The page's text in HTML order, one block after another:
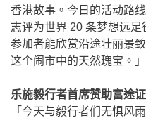
香港故事。今日的活动路
志评为世界 20 条梦想远
参加者能欣赏沿途壮丽景
这个闹市中的天然瑰宝。」
乐施毅行者首席赞助富途
「今天与毅行者们无惧风